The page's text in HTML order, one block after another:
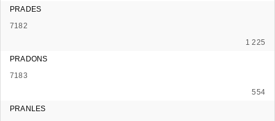
PRADES
7182
1 225
PRADONS
7183
554
PRANLES